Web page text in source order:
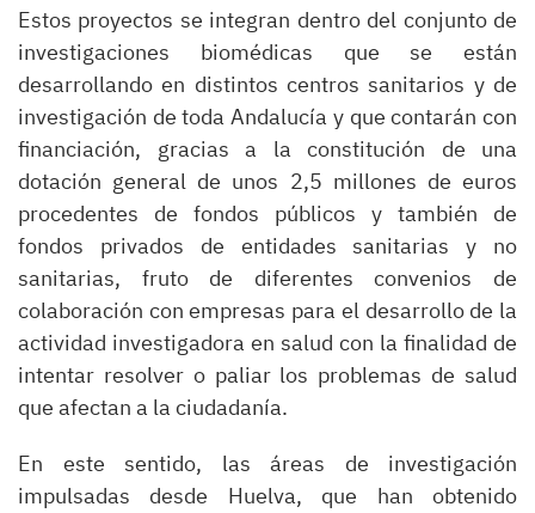
Estos proyectos se integran dentro del conjunto de
investigaciones biomédicas que se están
desarrollando en distintos centros sanitarios y de
investigación de toda Andalucía y que contarán con
financiación, gracias a la constitución de una
dotación general de unos 2,5 millones de euros
procedentes de fondos públicos y también de
fondos privados de entidades sanitarias y no
sanitarias, fruto de diferentes convenios de
colaboración con empresas para el desarrollo de la
actividad investigadora en salud con la finalidad de
intentar resolver o paliar los problemas de salud
que afectan a la ciudadanía.
En este sentido, las áreas de investigación
impulsadas desde Huelva, que han obtenido